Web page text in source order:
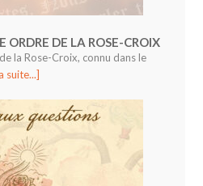
ORDRE DE LA ROSE-CROIX
la Rose-Croix, connu dans le
suite...]